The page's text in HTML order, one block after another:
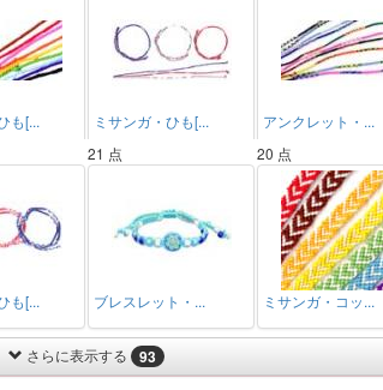
も[... ミサンガ・ひも[... アンクレット・...
も[...
21 点
ブレスレット・...
20 点
ミサンガ・コッ...
さらに表示する 93